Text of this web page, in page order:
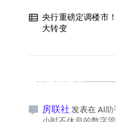
央行重磅定调楼市
大转变
最新留言
房联社 发表在 AI助